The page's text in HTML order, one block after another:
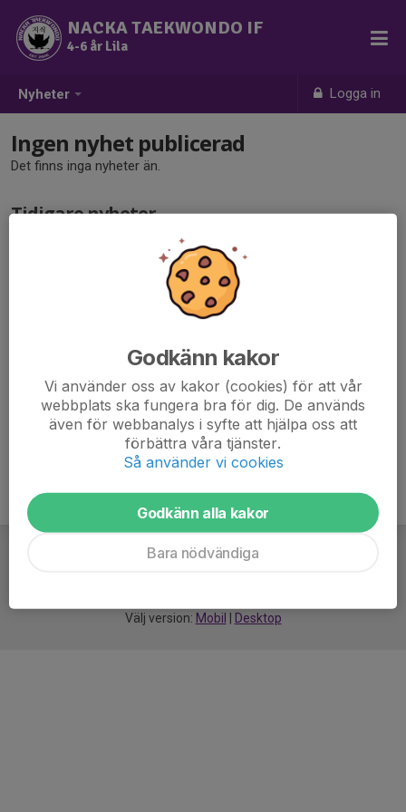
Nyheter Logga in
NACKA TAEKWONDO IF
4-6 år Lila
Ingen nyhet publicerad
Det finns inga nyheter än.
Tidigare nyheter
Det finns inga tidigare nyheter
Välj version: Mobil Desktop
Godkänn kakor
Vi använder oss av kakor (cookies) för att vår
webbplats ska fungera bra för dig. De används
även för webbanalys i syfte att hjälpa oss att
förbättra våra tjänster.
Så använder vi cookies
Godkänn alla kakor
Bara nödvändiga